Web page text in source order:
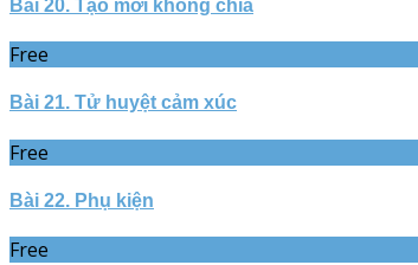
Bài 20. Tạo mới không chia
Free
Bài 21. Tử huyệt cảm xúc
Free
Bài 22. Phụ kiện
Free